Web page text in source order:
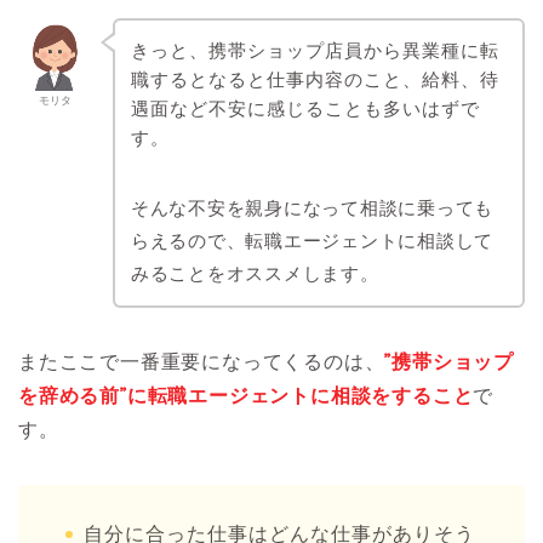
モリタ
きっと、携帯ショップ店員から異業種に転
職するとなると仕事内容のこと、給料、待
遇面など不安に感じることも多いはずで
す。
そんな不安を親身になって相談に乗っても
らえるので、転職エージェントに相談して
みることをオススメします。
またここで一番重要になってくるのは、”携帯ショップ
を辞める前”に転職エージェントに相談をすることで
す。
自分に合った仕事はどんな仕事がありそう